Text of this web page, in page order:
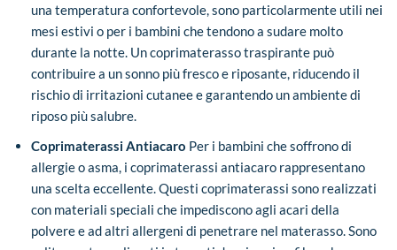
una temperatura confortevole, sono particolarmente utili nei
mesi estivi o per i bambini che tendono a sudare molto
durante la notte. Un coprimaterasso traspirante può
contribuire a un sonno più fresco e riposante, riducendo il
rischio di irritazioni cutanee e garantendo un ambiente di
riposo più salubre.
Coprimaterassi Antiacaro Per i bambini che soffrono di
allergie o asma, i coprimaterassi antiacaro rappresentano
una scelta eccellente. Questi coprimaterassi sono realizzati
con materiali speciali che impediscono agli acari della
polvere e ad altri allergeni di penetrare nel materasso. Sono